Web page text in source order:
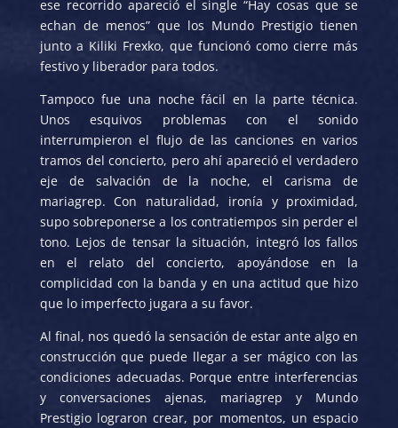
ese recorrido apareció el single “Hay cosas que se
echan de menos” que los Mundo Prestigio tienen
junto a Kiliki Frexko, que funcionó como cierre más
festivo y liberador para todos.
Tampoco fue una noche fácil en la parte técnica.
Unos esquivos problemas con el sonido
interrumpieron el flujo de las canciones en varios
tramos del concierto, pero ahí apareció el verdadero
eje de salvación de la noche, el carisma de
mariagrep. Con naturalidad, ironía y proximidad,
supo sobreponerse a los contratiempos sin perder el
tono. Lejos de tensar la situación, integró los fallos
en el relato del concierto, apoyándose en la
complicidad con la banda y en una actitud que hizo
que lo imperfecto jugara a su favor.
Al final, nos quedó la sensación de estar ante algo en
construcción que puede llegar a ser mágico con las
condiciones adecuadas. Porque entre interferencias
y conversaciones ajenas, mariagrep y Mundo
Prestigio lograron crear, por momentos, un espacio